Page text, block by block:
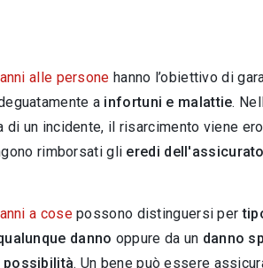
alle persone hanno l’obiettivo di
a infortuni e malattie.
di un incidente, il risarcimento viene
rimborsati gli eredi dell'assicurato
a cosepossono distinguersi per
danno oppure da un danno
possibilità. Un bene può essere